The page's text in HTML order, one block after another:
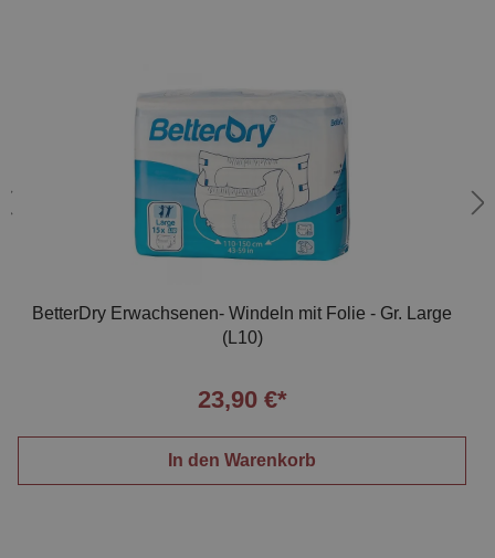
BetterDry Erwachsenen- Windeln mit Folie - Gr. Large
(L10)
23,90 €*
In den Warenkorb